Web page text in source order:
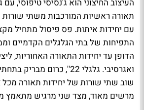
העיצוב החיצוני הוא ג'נסיסי טיפוסי, עם
תאורה ראשיות המורכבות משתי
עם יחידות איתות. פס פיסול מתחיל
התפיחות של בתי הגלגלים הקדמיים
הדופן עד יחידות התאורה האחוריות,
ואגרסיבי. גלגלי 22'', כרום
שוב שתי שורות של יחידות תאורה
מרשים מאוד, מצד שני מרגיש מתאמץ